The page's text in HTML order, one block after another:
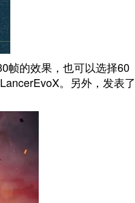
帧的效果，也可以选择60
。另外，发表了